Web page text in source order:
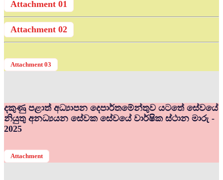
Attachment 01
Attachment 02
Attachment 03
දකුණු පළාත් අධ්‍යාපන දෙපාර්තමේන්තුව යටතේ සේවයේ
නියුතු අනධ්‍යයන සේවක සේවයේ වාර්ෂික ස්ථාන මාරු -
2025
Attachment